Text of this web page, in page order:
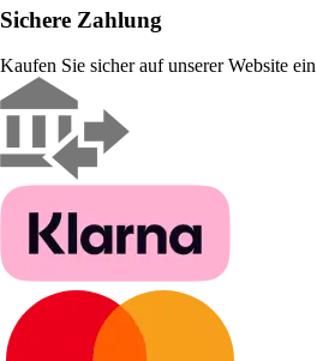
Sichere Zahlung
Kaufen Sie sicher auf unserer Website ein